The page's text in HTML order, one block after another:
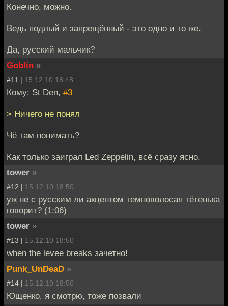
Конечно, можно.
Ведь подлый и запрещённый - это одно и то же.
Да, русский мальчик?
Goblin »
#11 | 15.12.10 18:48
Кому: St Den, #3
> Ничего не понял
Чё там понимать?
Как только заиграл Led Zeppelin, всё сразу ясно.
tower »
#12 | 15.12.10 18:50
уж не с русским ли акцентом темноволосая тётенька
говорит? (1:06)
tower »
#13 | 15.12.10 18:50
when the levee breaks зачетно!
Punk_UnDeaD »
#14 | 15.12.10 18:50
Ющенко, я смотрю, тоже позвали